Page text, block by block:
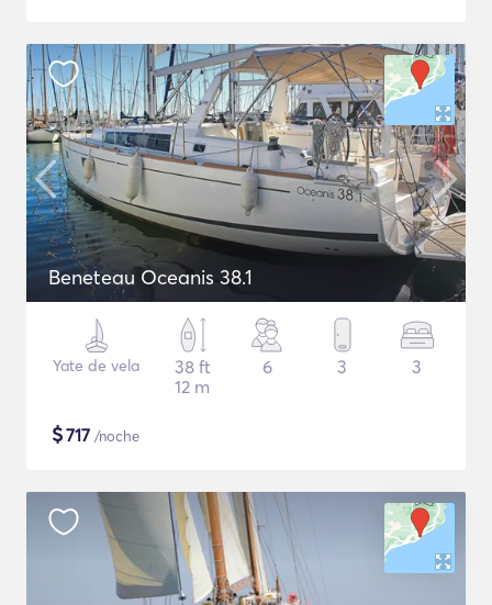
Beneteau Oceanis 38.1
Yate de vela
38 ft
12 m
6 3 3
$717 /noche